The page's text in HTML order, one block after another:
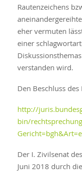
Rautenzeichens
eher vermuten
einer
verstanden wird.
Den Beschluss
http://
bin/
Der I. Zivilsenat
Juni 2018 durch